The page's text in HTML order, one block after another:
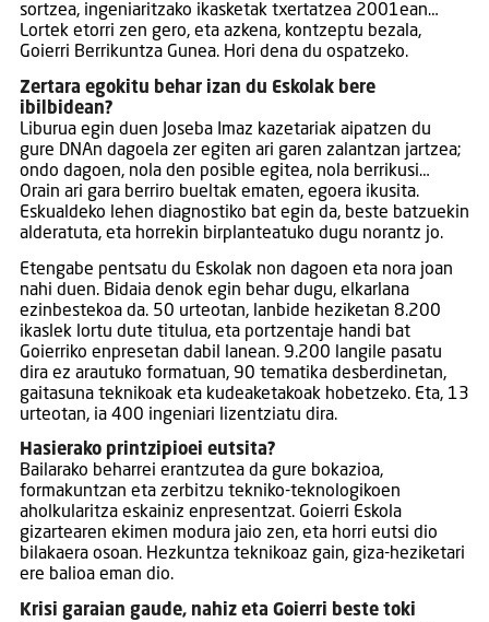
sortzea, ingeniaritzako ikasketak txertatzea 2001ean…
Lortek etorri zen gero, eta azkena, kontzeptu bezala,
Goierri Berrikuntza Gunea. Hori dena du ospatzeko.
Zertara egokitu behar izan du Eskolak bere
ibilbidean?
Liburua egin duen Joseba Imaz kazetariak aipatzen du
gure DNAn dagoela zer egiten ari garen zalantzan jartzea;
ondo dagoen, nola den posible egitea, nola berrikusi…
Orain ari gara berriro bueltak ematen, egoera ikusita.
Eskualdeko lehen diagnostiko bat egin da, beste batzuekin
alderatuta, eta horrekin birplanteatuko dugu norantz jo.
Etengabe pentsatu du Eskolak non dagoen eta nora joan
nahi duen. Bidaia denok egin behar dugu, elkarlana
ezinbestekoa da. 50 urteotan, lanbide heziketan 8.200
ikaslek lortu dute titulua, eta portzentaje handi bat
Goierriko enpresetan dabil lanean. 9.200 langile pasatu
dira ez arautuko formatuan, 90 tematika desberdinetan,
gaitasuna teknikoak eta kudeaketakoak hobetzeko. Eta, 13
urteotan, ia 400 ingeniari lizentziatu dira.
Hasierako printzipioei eutsita?
Bailarako beharrei erantzutea da gure bokazioa,
formakuntzan eta zerbitzu tekniko-teknologikoen
aholkularitza eskainiz enpresentzat. Goierri Eskola
gizartearen ekimen modura jaio zen, eta horri eutsi dio
bilakaera osoan. Hezkuntza teknikoaz gain, giza-heziketari
ere balioa eman dio.
Krisi garaian gaude, nahiz eta Goierri beste toki